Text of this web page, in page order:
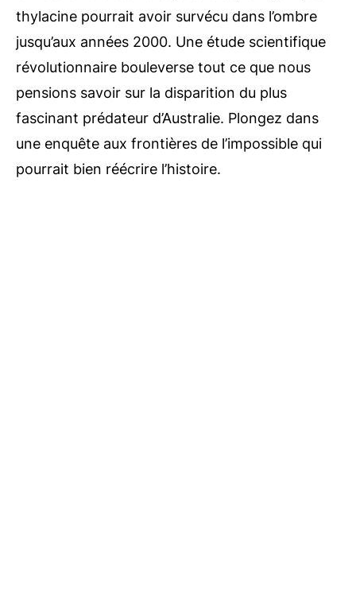
thylacine pourrait avoir survécu dans l’ombre
jusqu’aux années 2000. Une étude scientifique
révolutionnaire bouleverse tout ce que nous
pensions savoir sur la disparition du plus
fascinant prédateur d’Australie. Plongez dans
une enquête aux frontières de l’impossible qui
pourrait bien réécrire l’histoire.